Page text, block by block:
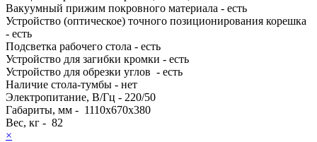
Вакуумный прижим покровного материала - есть
Устройство (оптическое) точного позиционирования корешка
- есть
Подсветка рабочего стола - есть
Устройство для загибки кромки - есть
Устройство для обрезки углов - есть
Наличие стола-тумбы - нет
Электропитание, В/Гц - 220/50
Габариты, мм - 1110x670x380
Вес, кг - 82
×